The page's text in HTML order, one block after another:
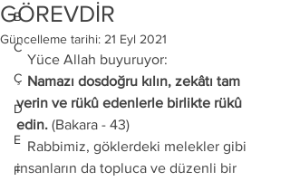
B
C
Ç
D
E
F
GÖREVDİR
Güncelleme tarihi: 21 Eyl 2021
   Yüce Allah buyuruyor:
   Namazı dosdoğru kılın, zekâtı tam
verin ve rükû edenlerle birlikte rükû
edin. (Bakara - 43)
   Rabbimiz, göklerdeki melekler gibi
insanların da topluca ve düzenli bir